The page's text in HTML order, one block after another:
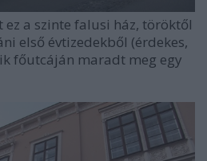
ez a szinte falusi ház, töröktől
első évtizedekből (érdekes,
főutcáján maradt meg egy